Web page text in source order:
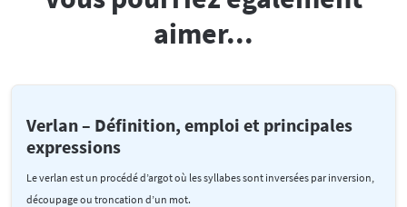
aimer...
Verlan – Définition, emploi et principales
expressions
Le verlan est un procédé d’argot où les syllabes sont inversées par inversion,
découpage ou troncation d’un mot.